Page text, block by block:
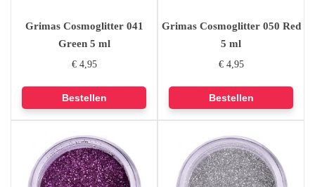
Grimas Cosmoglitter 041
Green 5 ml
€ 4,95
Grimas Cosmoglitter 050 Red
5 ml
€ 4,95